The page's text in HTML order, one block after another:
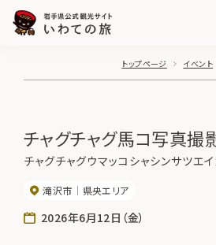
トップページ イベント
チャグチャグ馬コ写真撮
チャグチャグウマッコシャシンサツエ
滝沢市 県央エリア
2026年6月12日（金）